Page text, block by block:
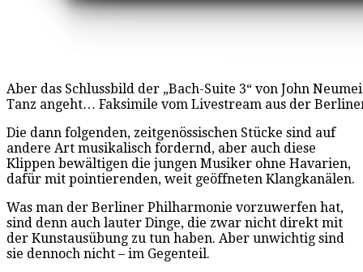
Aber das Schlussbild der „Bach-Suite 3“ von John
Tanz angeht… Faksimile vom Livestream aus der
Die dann folgenden, zeitgenössischen Stücke sind auf
andere Art musikalisch fordernd, aber auch diese
Klippen bewältigen die jungen Musiker ohne Havarien,
dafür mit pointierenden, weit geöffneten Klangkanälen.
Was man der Berliner Philharmonie vorzuwerfen hat,
sind denn auch lauter Dinge, die zwar nicht direkt mit
der Kunstausübung zu tun haben. Aber unwichtig sind
sie dennoch nicht – im Gegenteil.